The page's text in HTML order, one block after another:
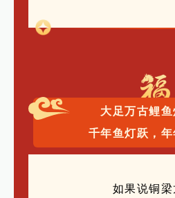
大足万古鲤鱼
千年鱼灯跃，
如果说铜梁